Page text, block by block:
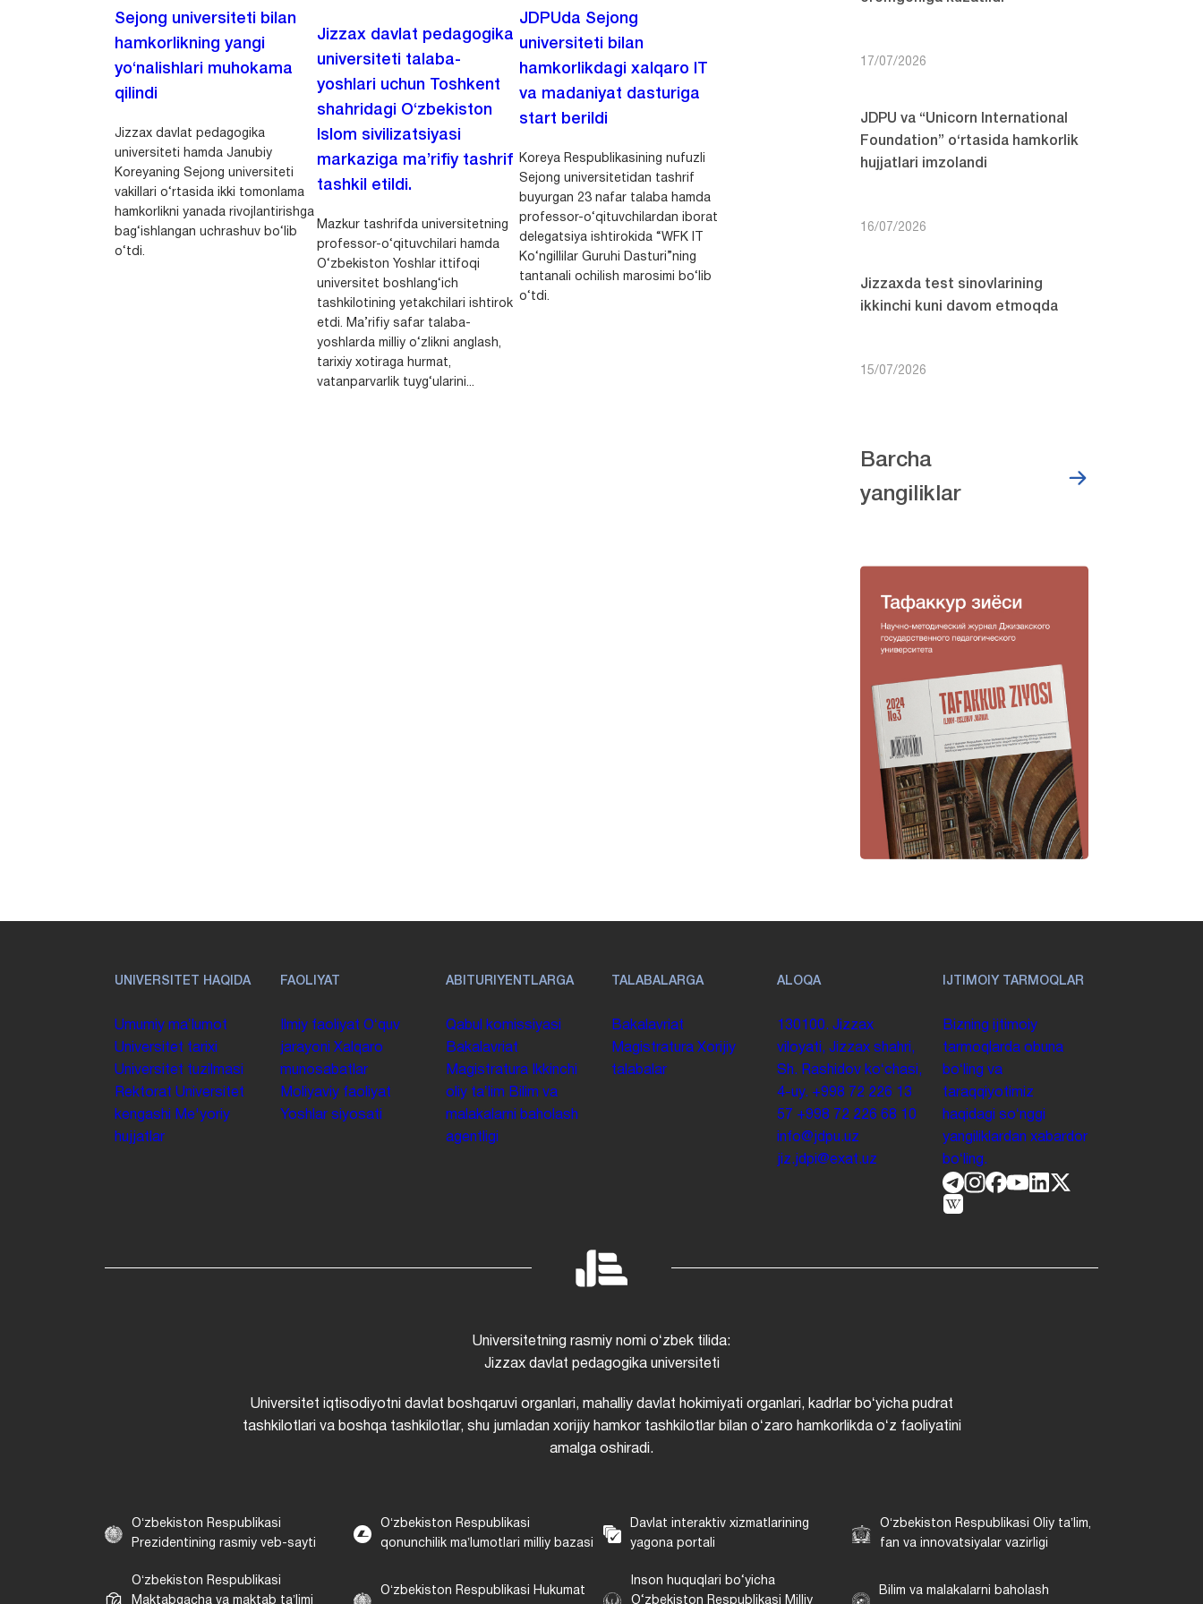
Sejong universiteti bilan
hamkorlikning yangi
yo‘nalishlari muhokama
qilindi
Jizzax davlat pedagogika
universiteti hamda Janubiy
Koreyaning Sejong universiteti
vakillari o‘rtasida ikki tomonlama
hamkorlikni yanada rivojlantirishga
bag‘ishlangan uchrashuv bo‘lib
o‘tdi.
Jizzax davlat pedagogika
universiteti talaba-
yoshlari uchun Toshkent
shahridagi O‘zbekiston
Islom sivilizatsiyasi
markaziga ma’rifiy tashrif
tashkil etildi.
Mazkur tashrifda universitetning
professor-o‘qituvchilari hamda
O‘zbekiston Yoshlar ittifoqi
universitet boshlang‘ich
tashkilotining yetakchilari ishtirok
etdi. Ma’rifiy safar talaba-
yoshlarda milliy o‘zlikni anglash,
tarixiy xotiraga hurmat,
vatanparvarlik tuyg‘ularini...
JDPUda Sejong
universiteti bilan
hamkorlikdagi xalqaro IT
va madaniyat dasturiga
start berildi
Koreya Respublikasining nufuzli
Sejong universitetidan tashrif
buyurgan 23 nafar talaba hamda
professor-o‘qituvchilardan iborat
delegatsiya ishtirokida “WFK IT
Ko‘ngillilar Guruhi Dasturi”ning
tantanali ochilish marosimi bo‘lib
o‘tdi.
17/07/2026
JDPU va “Unicorn International
Foundation” o‘rtasida hamkorlik
hujjatlari imzolandi
16/07/2026
Jizzaxda test sinovlarining
ikkinchi kuni davom etmoqda
15/07/2026
Barcha
yangiliklar
UNIVERSITET HAQIDA
Umumiy maʼlumot
Universitet tarixi
Universitet tuzilmasi
Rektorat Universitet
kengashi
Me'yoriy
hujjatlar
FAOLIYAT
Ilmiy faoliyat Oʻquv
jarayoni Xalqaro
munosabatlar
Moliyaviy faoliyat
Yoshlar siyosati
ABITURIYENTLARGA
Qabul komissiyasi
Bakalavriat
Magistratura
Ikkinchi
oliy taʼlim Bilim va
malakalarni baholash
agentligi
TALABALARGA
Bakalavriat
Magistratura Xorijiy
talabalar
ALOQA
130100. Jizzax
viloyati, Jizzax shahri,
Sh. Rashidov koʻchasi,
4-uy. +998 72 226 13
57 +998 72 226 68 10
info@jdpu.uz
jiz.jdpi@exat.uz
IJTIMOIY TARMOQLAR
Bizning ijtimoiy
tarmoqlarda obuna
boʻling va
taraqqiyotimiz
haqidagi soʻnggi
yangiliklardan xabardor
boʻling.
Universitetning rasmiy nomi oʻzbek tilida:
Jizzax davlat pedagogika universiteti
Universitet iqtisodiyotni davlat boshqaruvi organlari, mahalliy davlat hokimiyati organlari, kadrlar boʻyicha pudrat
tashkilotlari va boshqa tashkilotlar, shu jumladan xorijiy hamkor tashkilotlar bilan oʻzaro hamkorlikda oʻz faoliyatini
amalga oshiradi.
Oʻzbekiston Respublikasi
Prezidentining rasmiy veb-sayti
Oʻzbekiston Respublikasi
qonunchilik maʼlumotlari milliy bazasi
Davlat interaktiv xizmatlarining
yagona portali
Oʻzbekiston Respublikasi Oliy taʼlim,
fan va innovatsiyalar vazirligi
Oʻzbekiston Respublikasi
Maktabgacha va maktab taʼlimi
Oʻzbekiston Respublikasi Hukumat
Inson huquqlari bo‘yicha
O‘zbekiston Respublikasi Milliy
Bilim va malakalarni baholash